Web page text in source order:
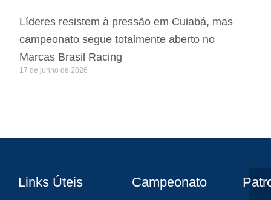
Líderes resistem à pressão em Cuiabá, mas
campeonato segue totalmente aberto no
Marcas Brasil Racing
17 de junho de 2026
Links Úteis Campeonato